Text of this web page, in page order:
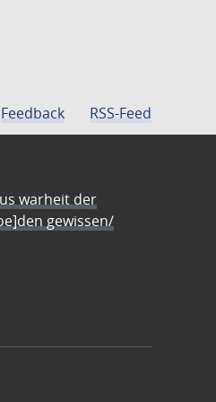
Feedback RSS-Feed
warheit der
gewissen/